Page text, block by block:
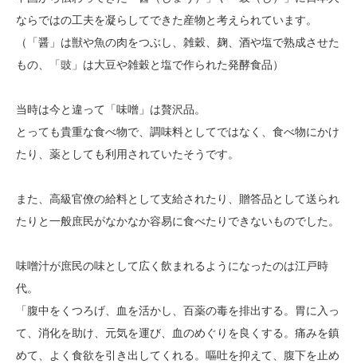
ならではの工夫を凝らしてできた産物と考えられています。
（「醤」は獣や魚の肉をつぶし、雑穀、麹、酒や塩で熟成させた
もの、「豉」は大豆や雑穀と塩で作られた発酵食品）
当時は今と違って「味噌」は贅沢品。
とっても貴重な食べ物で、調味料としてではなく、食べ物にかけ
たり、薬としても利用されていたそうです。
また、高級官僚の給料として支給されたり、贈答品として送られ
たりと一般庶民がなかなか容易に食べたりできないものでした。
味噌汁が庶民の味として広く飲まれるようになったのは江戸時
代。
「腹中をくつろげ、血を活かし、百薬の毒を排出する。胃に入っ
て、消化を助け、元気を運び、血のめぐりを良くする。痛みを鎮
めて、よく食欲を引き出してくれる。嘔吐を抑えて、腹下を止め